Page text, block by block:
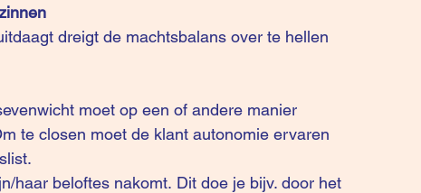
dreigt de machtsbalans over te hellen
moet op een of andere manier
te closen moet de klant autonomie ervaren
haar beloftes nakomt. Dit doe je bijv. door het